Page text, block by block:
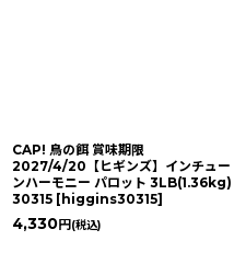
CAP! 鳥の餌 賞味期限
2027/4/20【ヒギンズ】インチュー
ンハーモニー パロット 3LB(1.36kg)
30315 [ higgins30315]
4,330円 (税込)